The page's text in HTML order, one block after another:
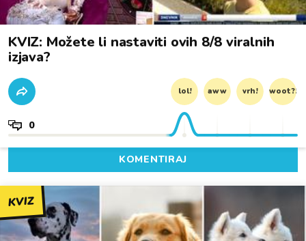
KVIZ: Možete li nastaviti ovih 8/8 viralnih
izjava?
lol! aww vrh! woot?!
0
KOMENTIRAJ
KVIZ